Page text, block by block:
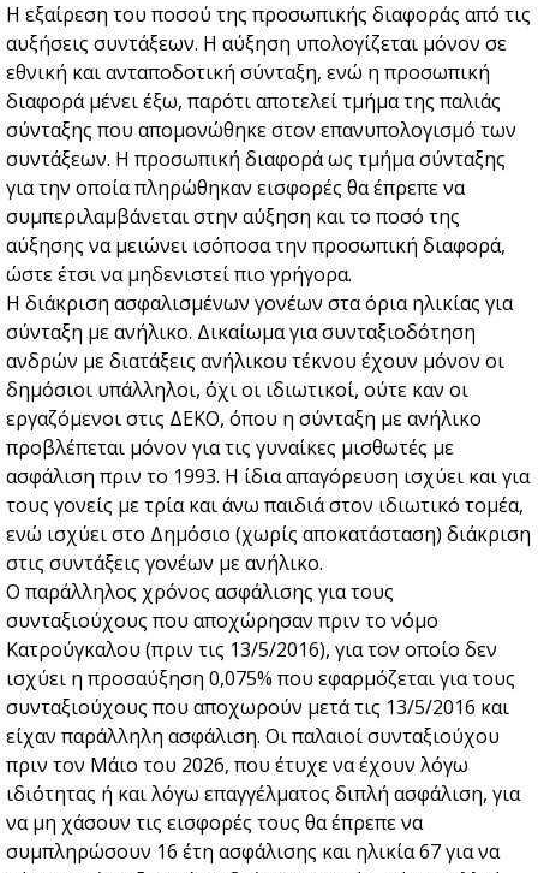
Η εξαίρεση του ποσού της προσωπικής διαφοράς από τις
αυξήσεις συντάξεων. Η αύξηση υπολογίζεται μόνον σε
εθνική και ανταποδοτική σύνταξη, ενώ η προσωπική
διαφορά μένει έξω, παρότι αποτελεί τμήμα της παλιάς
σύνταξης που απομονώθηκε στον επανυπολογισμό των
συντάξεων. Η προσωπική διαφορά ως τμήμα σύνταξης
για την οποία πληρώθηκαν εισφορές θα έπρεπε να
συμπεριλαμβάνεται στην αύξηση και το ποσό της
αύξησης να μειώνει ισόποσα την προσωπική διαφορά,
ώστε έτσι να μηδενιστεί πιο γρήγορα.
Η διάκριση ασφαλισμένων γονέων στα όρια ηλικίας για
σύνταξη με ανήλικο. Δικαίωμα για συνταξιοδότηση
ανδρών με διατάξεις ανήλικου τέκνου έχουν μόνον οι
δημόσιοι υπάλληλοι, όχι οι ιδιωτικοί, ούτε καν οι
εργαζόμενοι στις ΔΕΚΟ, όπου η σύνταξη με ανήλικο
προβλέπεται μόνον για τις γυναίκες μισθωτές με
ασφάλιση πριν το 1993. Η ίδια απαγόρευση ισχύει και για
τους γονείς με τρία και άνω παιδιά στον ιδιωτικό τομέα,
ενώ ισχύει στο Δημόσιο (χωρίς αποκατάσταση) διάκριση
στις συντάξεις γονέων με ανήλικο.
Ο παράλληλος χρόνος ασφάλισης για τους
συνταξιούχους που αποχώρησαν πριν το νόμο
Κατρούγκαλου (πριν τις 13/5/2016), για τον οποίο δεν
ισχύει η προσαύξηση 0,075% που εφαρμόζεται για τους
συνταξιούχους που αποχωρούν μετά τις 13/5/2016 και
είχαν παράλληλη ασφάλιση. Οι παλαιοί συνταξιούχου
πριν τον Μάιο του 2026, που έτυχε να έχουν λόγω
ιδιότητας ή και λόγω επαγγέλματος διπλή ασφάλιση, για
να μη χάσουν τις εισφορές τους θα έπρεπε να
συμπληρώσουν 16 έτη ασφάλισης και ηλικία 67 για να